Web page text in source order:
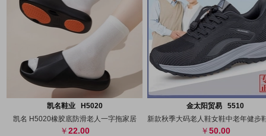
代发
凯名鞋业 H5020
凯名 H5020橡胶底防滑老人一字拖家居
22.00
代发
金太阳贸易 5510
50.00